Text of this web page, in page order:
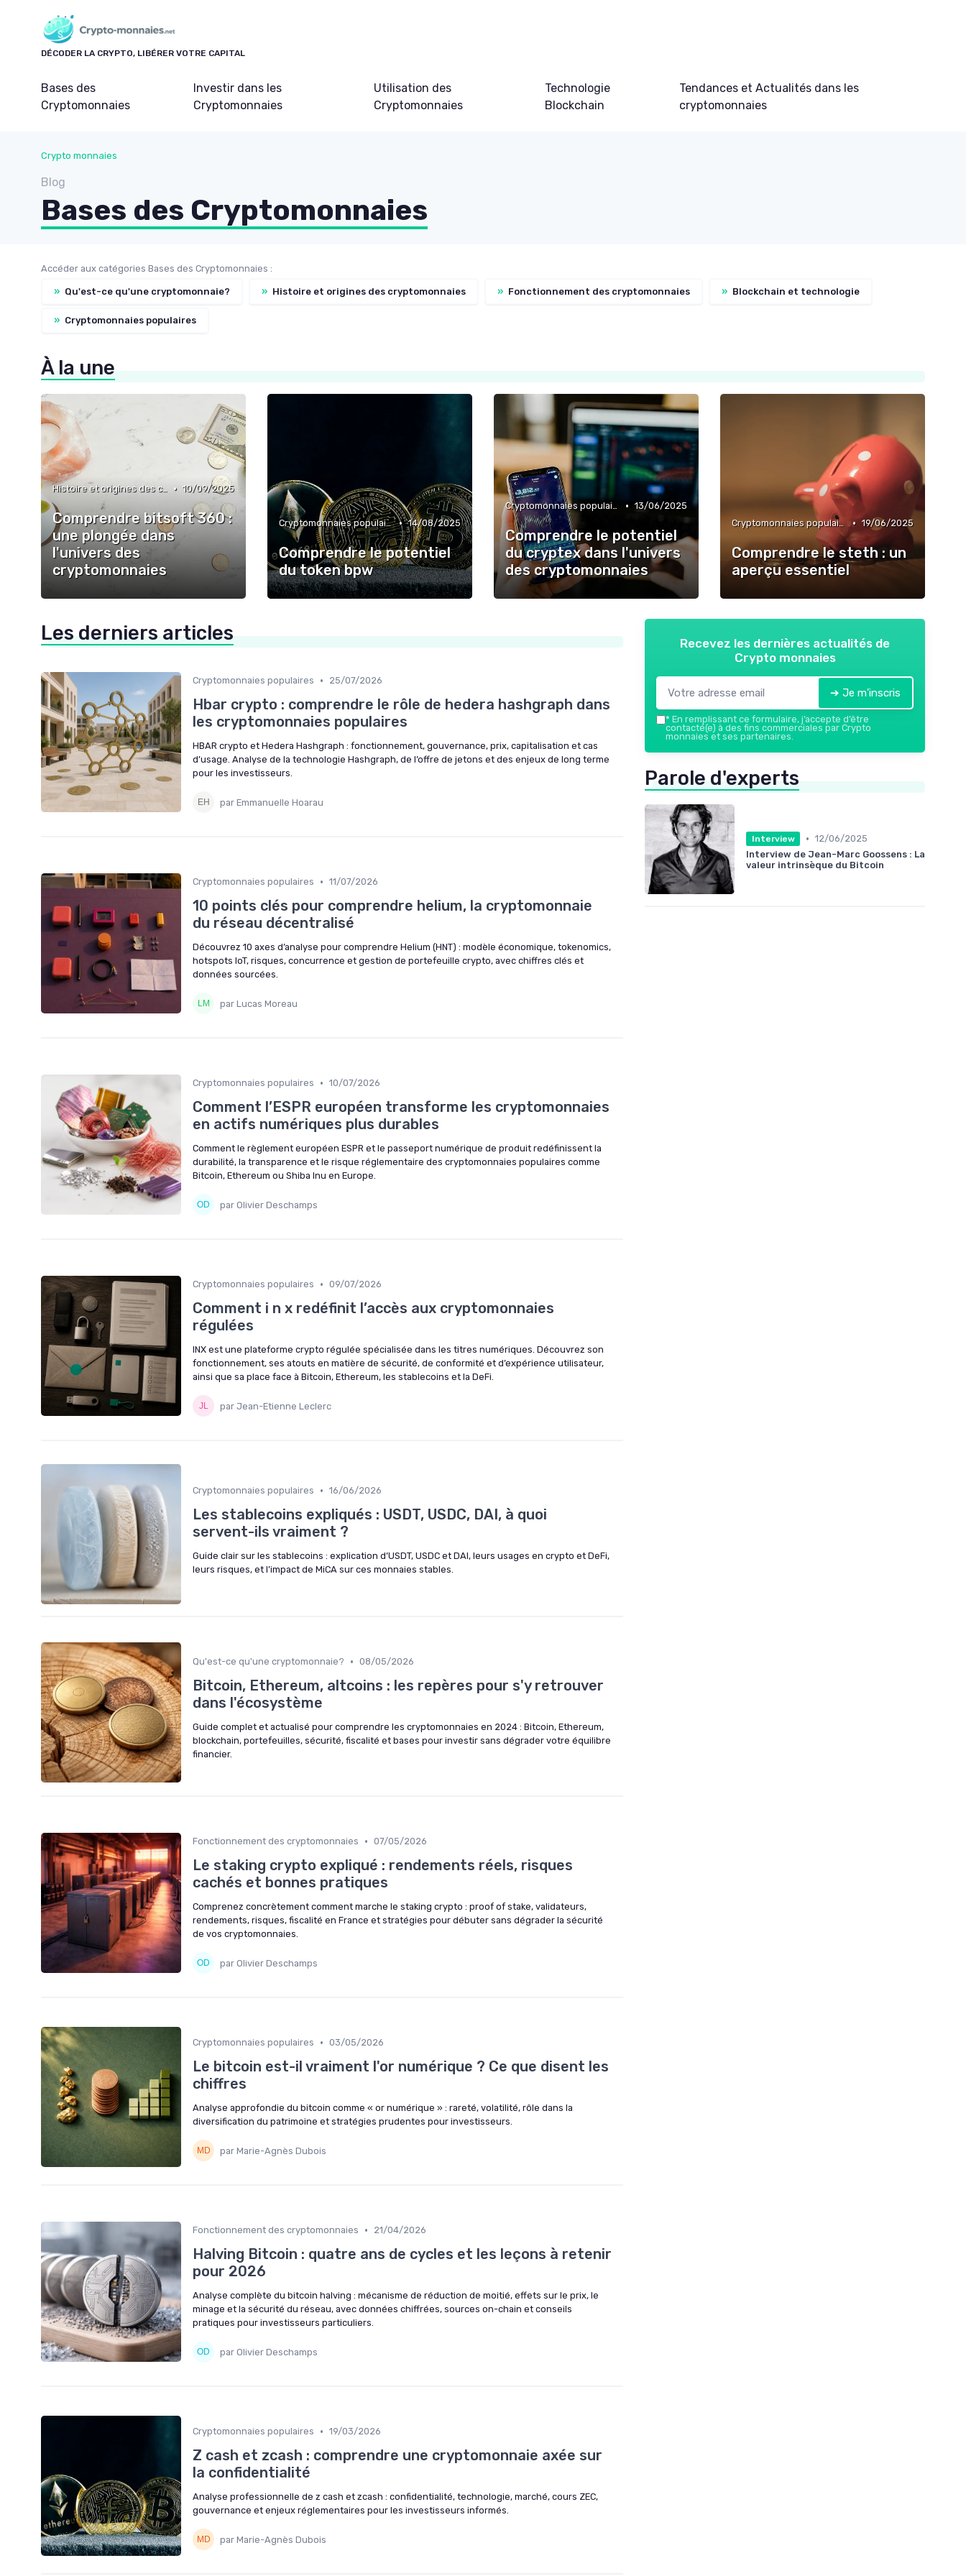
DÉCODER LA CRYPTO, LIBÉRER VOTRE CAPITAL
Bases des
Cryptomonnaies
Investir dans les
Cryptomonnaies
Utilisation des
Cryptomonnaies
Technologie
Blockchain
Tendances et Actualités dans les
cryptomonnaies
Crypto monnaies
Blog
Bases des Cryptomonnaies
Accéder aux catégories Bases des Cryptomonnaies :
» Qu'est-ce qu'une cryptomonnaie? » Histoire et origines des cryptomonnaies » Fonctionnement des cryptomonnaies » Blockchain et technologie
» Cryptomonnaies populaires
À la une
Histoire et origines des cryptomonnaies • 10/09/2025
Comprendre bitsoft 360 :
une plongée dans
l'univers des
cryptomonnaies
Cryptomonnaies populaires • 14/08/2025
Comprendre le potentiel
du token bpw
Cryptomonnaies populaires • 13/06/2025
Comprendre le potentiel
du cryptex dans l'univers
des cryptomonnaies
Cryptomonnaies populaires • 19/06/2025
Comprendre le steth : un
aperçu essentiel
Les derniers articles
Cryptomonnaies populaires • 25/07/2026
Hbar crypto : comprendre le rôle de hedera hashgraph dans
les cryptomonnaies populaires
HBAR crypto et Hedera Hashgraph : fonctionnement, gouvernance, prix, capitalisation et cas
d’usage. Analyse de la technologie Hashgraph, de l’offre de jetons et des enjeux de long terme
pour les investisseurs.
par Emmanuelle Hoarau
Cryptomonnaies populaires • 11/07/2026
10 points clés pour comprendre helium, la cryptomonnaie
du réseau décentralisé
Découvrez 10 axes d’analyse pour comprendre Helium (HNT) : modèle économique, tokenomics,
hotspots IoT, risques, concurrence et gestion de portefeuille crypto, avec chiffres clés et
données sourcées.
par Lucas Moreau
Cryptomonnaies populaires • 10/07/2026
Comment l’ESPR européen transforme les cryptomonnaies
en actifs numériques plus durables
Comment le règlement européen ESPR et le passeport numérique de produit redéfinissent la
durabilité, la transparence et le risque réglementaire des cryptomonnaies populaires comme
Bitcoin, Ethereum ou Shiba Inu en Europe.
par Olivier Deschamps
Cryptomonnaies populaires • 09/07/2026
Comment i n x redéfinit l’accès aux cryptomonnaies
régulées
INX est une plateforme crypto régulée spécialisée dans les titres numériques. Découvrez son
fonctionnement, ses atouts en matière de sécurité, de conformité et d’expérience utilisateur,
ainsi que sa place face à Bitcoin, Ethereum, les stablecoins et la DeFi.
par Jean-Etienne Leclerc
Cryptomonnaies populaires • 16/06/2026
Les stablecoins expliqués : USDT, USDC, DAI, à quoi
servent-ils vraiment ?
Guide clair sur les stablecoins : explication d’USDT, USDC et DAI, leurs usages en crypto et DeFi,
leurs risques, et l’impact de MiCA sur ces monnaies stables.
Qu'est-ce qu'une cryptomonnaie? • 08/05/2026
Bitcoin, Ethereum, altcoins : les repères pour s'y retrouver
dans l'écosystème
Guide complet et actualisé pour comprendre les cryptomonnaies en 2024 : Bitcoin, Ethereum,
blockchain, portefeuilles, sécurité, fiscalité et bases pour investir sans dégrader votre équilibre
financier.
Fonctionnement des cryptomonnaies • 07/05/2026
Le staking crypto expliqué : rendements réels, risques
cachés et bonnes pratiques
Comprenez concrètement comment marche le staking crypto : proof of stake, validateurs,
rendements, risques, fiscalité en France et stratégies pour débuter sans dégrader la sécurité
de vos cryptomonnaies.
par Olivier Deschamps
Cryptomonnaies populaires • 03/05/2026
Le bitcoin est-il vraiment l'or numérique ? Ce que disent les
chiffres
Analyse approfondie du bitcoin comme « or numérique » : rareté, volatilité, rôle dans la
diversification du patrimoine et stratégies prudentes pour investisseurs.
par Marie-Agnès Dubois
Fonctionnement des cryptomonnaies • 21/04/2026
Halving Bitcoin : quatre ans de cycles et les leçons à retenir
pour 2026
Analyse complète du bitcoin halving : mécanisme de réduction de moitié, effets sur le prix, le
minage et la sécurité du réseau, avec données chiffrées, sources on-chain et conseils
pratiques pour investisseurs particuliers.
par Olivier Deschamps
Cryptomonnaies populaires • 19/03/2026
Z cash et zcash : comprendre une cryptomonnaie axée sur
la confidentialité
Analyse professionnelle de z cash et zcash : confidentialité, technologie, marché, cours ZEC,
gouvernance et enjeux réglementaires pour les investisseurs informés.
par Marie-Agnès Dubois
Recevez les dernières actualités de
Crypto monnaies
➔ Je m'inscris
* En remplissant ce formulaire, j’accepte d’être
contacté(e) à des fins commerciales par Crypto
monnaies et ses partenaires.
Parole d'experts
Interview • 12/06/2025
Interview de Jean-Marc Goossens : La
valeur intrinsèque du Bitcoin